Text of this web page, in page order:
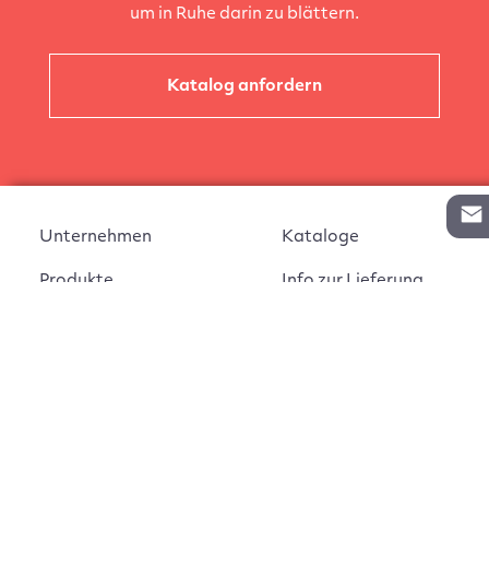
um in Ruhe darin zu blättern.
Katalog anfordern
Unternehmen
Produkte
Kataloge
Info zur Lieferung